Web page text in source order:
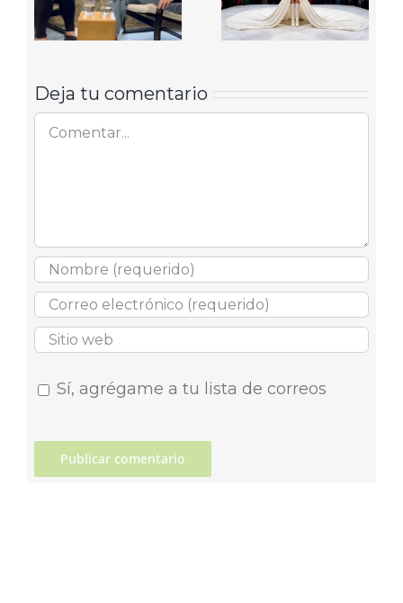
Deja tu comentario
Comentar
Sí, agrégame a tu lista de correos